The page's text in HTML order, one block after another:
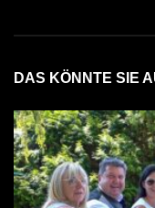
DAS KÖNNTE SIE